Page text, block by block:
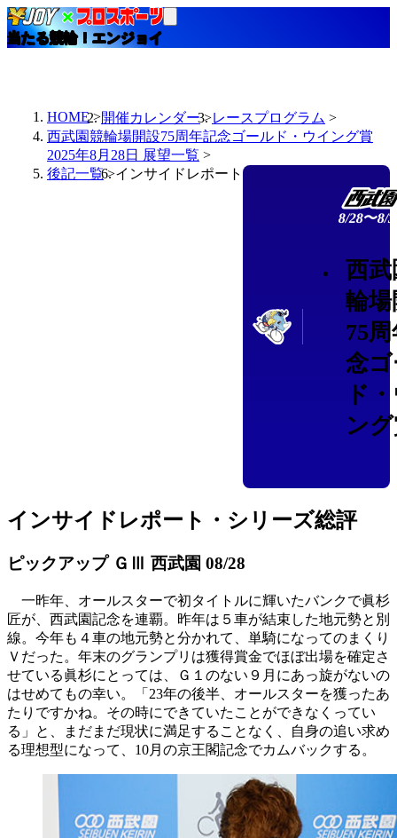
当たる競輪！エンジョイ
HOME 開催カレンダー
レースプログラム
西武園競輪場開設75周年記念ゴールド・ウイング賞
2025年8月28日 展望一覧
後記一覧
インサイドレポート
8/28〜8/
西
輪
75
念
ド
ン
インサイドレポート・シリーズ総評
ピックアップ ＧⅢ 西武園 08/28
一昨年、オールスターで初タイトルに輝いたバンクで眞杉
匠が、西武園記念を連覇。昨年は５車が結束した地元勢と別
線。今年も４車の地元勢と分かれて、単騎になってのまくり
Ｖだった。年末のグランプリは獲得賞金でほぼ出場を確定さ
せている眞杉にとっては、Ｇ１のない９月にあっ旋がないの
はせめてもの幸い。「23年の後半、オールスターを獲ったあ
たりですかね。その時にできていたことができなくってい
る」と、まだまだ現状に満足することなく、自身の追い求め
る理想型になって、10月の京王閣記念でカムバックする。